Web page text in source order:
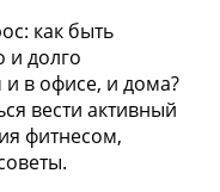
как быть
и долго
в офисе, и дома?
вести активный
фитнесом,